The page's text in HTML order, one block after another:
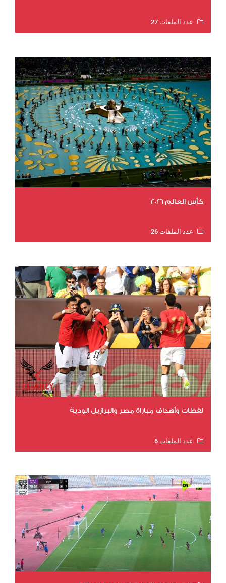
عدد الملفات 27
كأس العالم 2026
عدد الملفات 26
لقطات وأهداف مباراة مصر والبرازيل الودية
عدد الملفات 6